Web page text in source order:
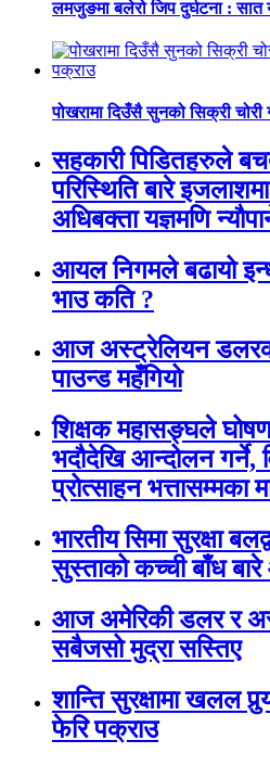
लमजुङमा बलेरो जिप दुर्घटना : सात
पोखरामा दिउँसै सुनको सिक्री चोरी
सहकारी पिडितहरुले
परिस्थिति बारे
अधिबक्ता यज्ञमणि
आयल निगमले बढायो
भाउ कति ?
आज अस्ट्रेलियन
पाउन्ड महँगियो
शिक्षक महासङ्घले
भदौदेखि आन्दोलन गर्ने,
प्रोत्साहन भत्तासम्मका
भारतीय सिमा सुरक्षा
सुस्ताको कच्ची बाँध
आज अमेरिकी डलर र
सबैजसो मुद्रा सस्तिए
शान्ति सुरक्षामा खलल
फेरि पक्राउ